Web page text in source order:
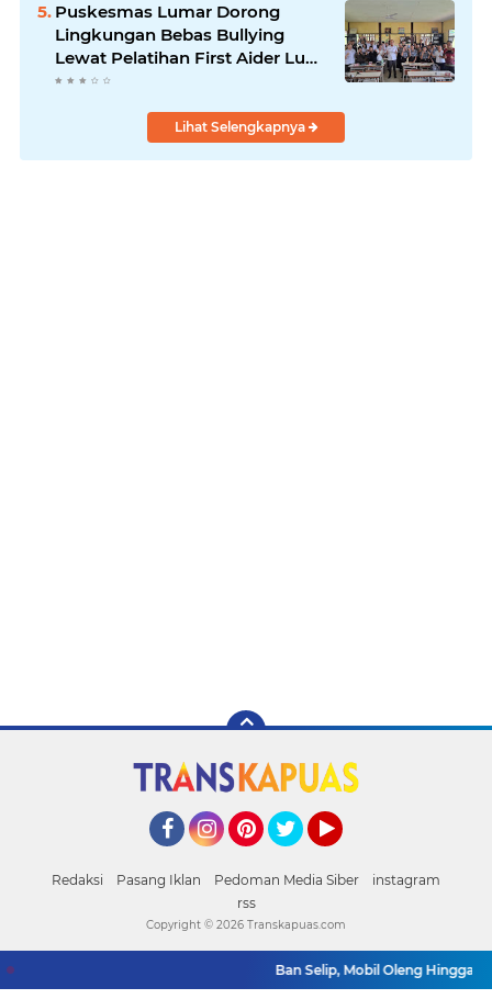
Puskesmas Lumar Dorong
Lingkungan Bebas Bullying
Lewat Pelatihan First Aider Luka
Psikologis di SMAN 01
Lihat Selengkapnya
Redaksi Pasang Iklan Pedoman Media Siber
instagram
rss
Ban Selip, Mobil Oleng Hingga
Copyright © 2026 Transkapuas.com